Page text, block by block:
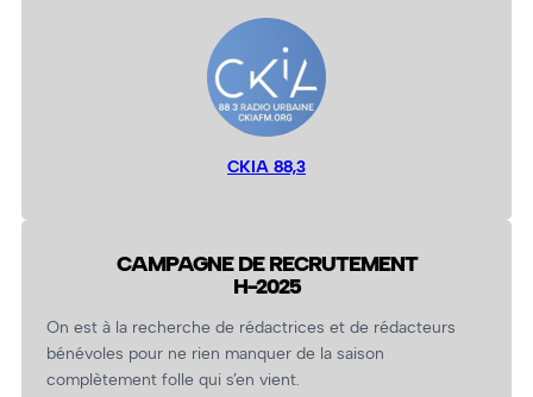
CKIA 88,3
CAMPAGNE DE RECRUTEMENT
H-2025
On est à la recherche de rédactrices et de rédacteurs
bénévoles pour ne rien manquer de la saison
complètement folle qui s’en vient.